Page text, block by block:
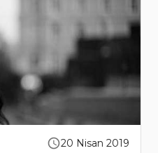
20 Nisan 2019